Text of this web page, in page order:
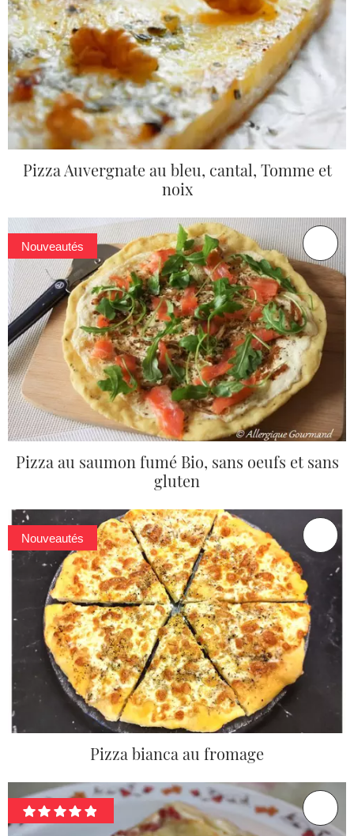
Pizza Auvergnate au bleu, cantal, Tomme et
noix
Nouveautés
Pizza au saumon fumé Bio, sans oeufs et sans
gluten
Nouveautés
Pizza bianca au fromage